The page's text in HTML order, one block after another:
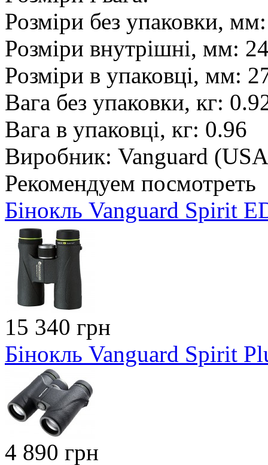
Розміри без упаковки,
Розміри внутрішні, мм:
Розміри в упаковці, мм:
Вага без упаковки, кг:
Вага в упаковці, кг: 0.96
Виробник: Vanguard
Рекомендуем посмотреть
Бінокль Vanguard Spirit
15 340 грн
Бінокль Vanguard Spirit
4 890 грн